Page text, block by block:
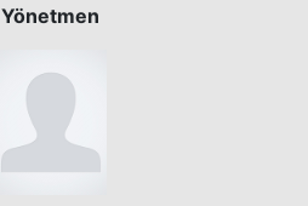
Yönetmen